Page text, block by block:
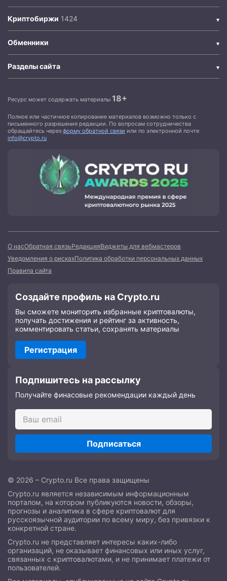
Криптобиржи
Обменники
Разделы сайта
Ресурс может содержать материалы 18+
Полное или частичное копирование материалов возможно только с
письменного разрешения редакции. По вопросам сотрудничества
обращайтесь через форму обратной связи или по электронной почте
info@crypto.ru
О насОбратная связьРедакцияВиджеты для вебмастеров
Уведомления о рискахПолитика обработки персональных данных
Правила сайта
Создайте профиль на Crypto.ru
Вы сможете мониторить избранные криптовалюты,
получать достижения и рейтинг за активность,
комментировать статьи, сохранять материалы
Регистрация
Подпишитесь на рассылку
Получайте финасовые рекомендации каждый день
Подписаться
© 2026 – Crypto.ru Все права защищены
Crypto.ru является независимым информационным
порталом, на котором публикуются новости, обзоры,
прогнозы и аналитика в сфере криптовалют для
русскоязычной аудитории по всему миру, без привязки к
конкретной стране.
Crypto.ru не представляет интересы каких-либо
организаций, не оказывает финансовых или иных услуг,
связанных с криптовалютами, и не принимает платежи от
пользователей.